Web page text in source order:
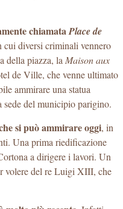
chiamataPlace de
diversi criminali vennero
della piazza, la Maison aux
de Ville, che venne ultimato
ammirare una statua
del municipio parigino.
si può ammirare oggi, in
Una prima riedificazione
a dirigere i lavori. Un
volere del re Luigi XIII, che